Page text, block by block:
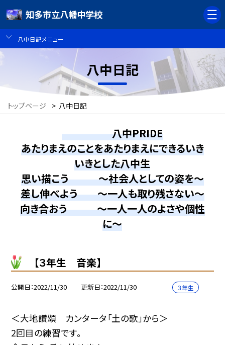
知多市立八幡中学校
八中日記メニュー
八中日記
トップページ > 八中日記
八中PRIDE
あたりまえのことをあたりまえにできるいき
いきとした八中生
思い描こう ～社会人としての姿を～
差し伸べよう ～一人も取り残さない～
向き合おう ～一人一人のよさや個性
に～
【３年生 音楽】
公開日 2022/11/30 更新日 2022/11/30 ３年生
＜大地讃頌 カンタータ「土の歌」から＞
2回目の練習です。